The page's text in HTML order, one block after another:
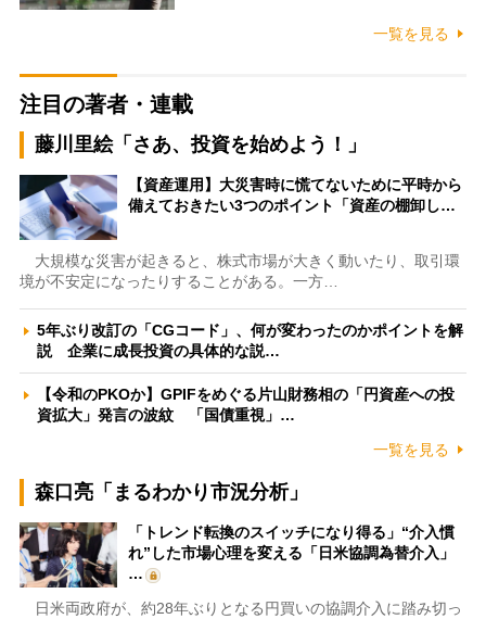
一覧を見る
注目の著者・連載
藤川里絵「さあ、投資を始めよう！」
【資産運用】大災害時に慌てないために平時から
備えておきたい3つのポイント「資産の棚卸し…
大規模な災害が起きると、株式市場が大きく動いたり、取引環
境が不安定になったりすることがある。一方…
5年ぶり改訂の「CGコード」、何が変わったのかポイントを解
説 企業に成長投資の具体的な説…
【令和のPKOか】GPIFをめぐる片山財務相の「円資産への投
資拡大」発言の波紋 「国債重視」…
一覧を見る
森口亮「まるわかり市況分析」
「トレンド転換のスイッチになり得る」“介入慣
れ”した市場心理を変える「日米協調為替介入」
…
日米両政府が、約28年ぶりとなる円買いの協調介入に踏み切っ